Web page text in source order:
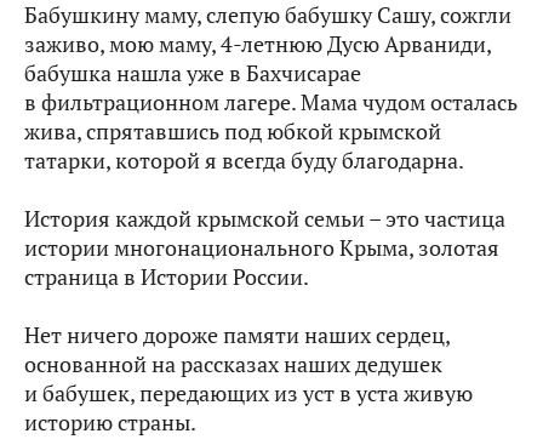
Бабушкину маму, слепую бабушку Сашу, сожгли
заживо, мою маму, 4-летнюю Дусю Арваниди,
бабушка нашла уже в Бахчисарае
в фильтрационном лагере. Мама чудом осталась
жива, спрятавшись под юбкой крымской
татарки, которой я всегда буду благодарна.
История каждой крымской семьи – это частица
истории многонационального Крыма, золотая
страница в Истории России.
Нет ничего дороже памяти наших сердец,
основанной на рассказах наших дедушек
и бабушек, передающих из уст в уста живую
историю страны.